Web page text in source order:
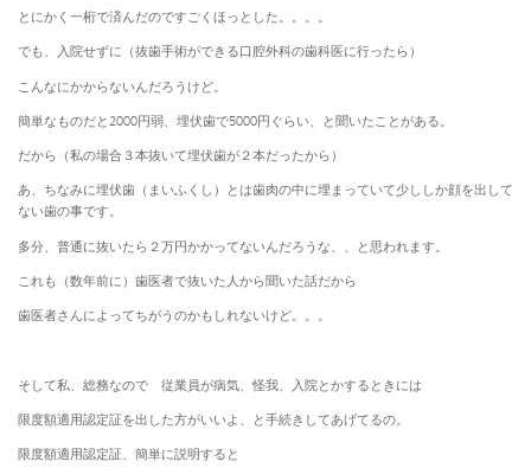
とにかく一桁で済んだのですごくほっとした。。。。
でも、入院せずに（抜歯手術ができる口腔外科の歯科医に行ったら）
こんなにかからないんだろうけど。
簡単なものだと2000円弱、埋伏歯で5000円ぐらい、と聞いたことがある。
だから（私の場合３本抜いて埋伏歯が２本だったから）
あ、ちなみに埋伏歯（まいふくし）とは歯肉の中に埋まっていて少ししか顔を出して
ない歯の事です。
多分、普通に抜いたら２万円かかってないんだろうな、、と思われます。
これも（数年前に）歯医者で抜いた人から聞いた話だから
歯医者さんによってちがうのかもしれないけど。。。
そして私、総務なので 従業員が病気、怪我、入院とかするときには
限度額適用認定証を出した方がいいよ、と手続きしてあげてるの。
限度額適用認定証、簡単に説明すると